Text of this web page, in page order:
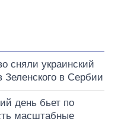
сняли украинский
Зеленского в Сербии
день бьет по
масштабные